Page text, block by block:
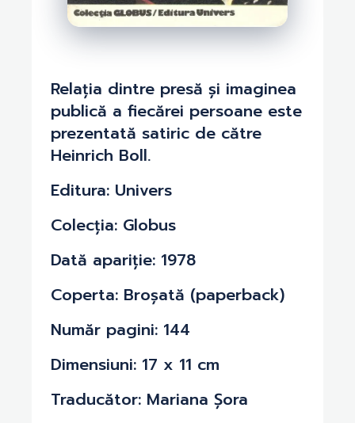
Relația dintre presă și imaginea
publică a fiecărei persoane este
prezentată satiric de către
Heinrich Boll.
Editura: Univers
Colecția: Globus
Dată apariție: 1978
Coperta: Broșată (paperback)
Număr pagini: 144
Dimensiuni: 17 x 11 cm
Traducător: Mariana Șora